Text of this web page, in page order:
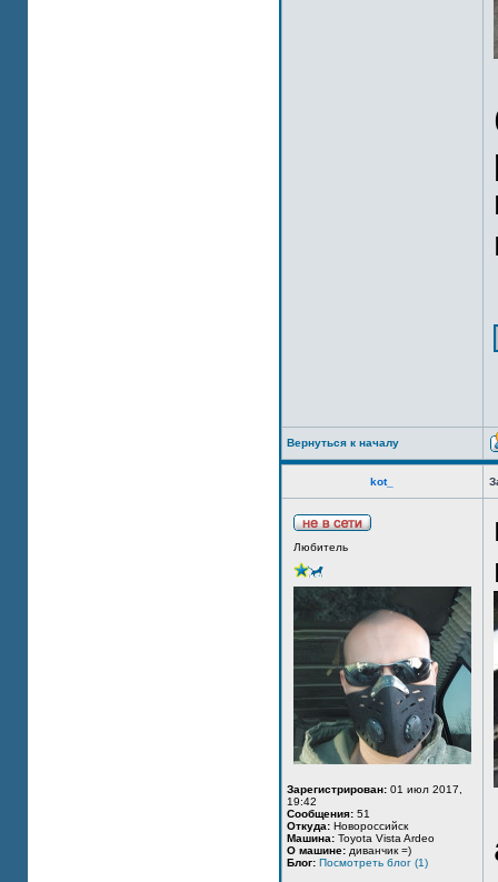
Вернуться к началу
kot_
Любитель
Зарегистрирован: 01 июл 2017,
19:42
Сообщения: 51
Откуда: Новороссийск
Машина: Toyota Vista Ardeo
О машине: диванчик =)
Блог: Посмотреть блог (1)